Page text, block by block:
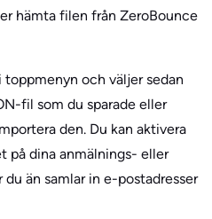
hämta filen från ZeroBounce
toppmenyn och väljer sedan
fil som du sparade eller
den. Du kan aktivera
på dina anmälnings- eller
än samlar in e-postadresser